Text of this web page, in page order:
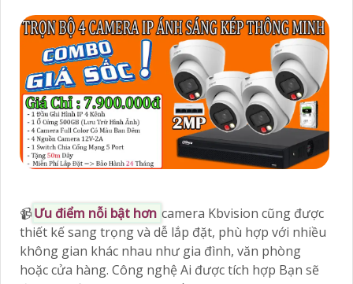
📹Ưu điểm nỗi bật hơn camera Kbvision cũng được
thiết kế sang trọng và dễ lắp đặt, phù hợp với nhiều
không gian khác nhau như gia đình, văn phòng
hoặc cửa hàng. Công nghệ Ai được tích hợp Bạn sẽ